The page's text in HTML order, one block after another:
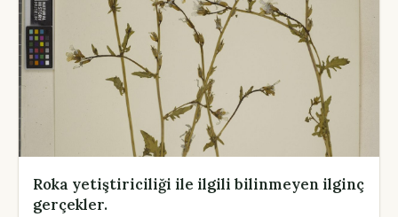
Roka yetiştiriciliği ile ilgili bilinmeyen ilginç
gerçekler.